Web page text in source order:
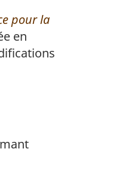
pour la
en